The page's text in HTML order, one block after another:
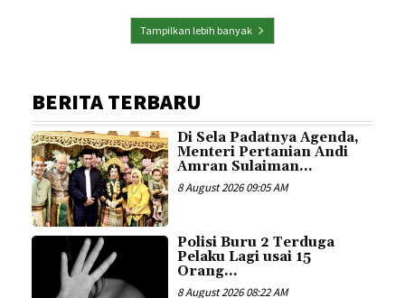
Tampilkan lebih banyak
BERITA TERBARU
Di Sela Padatnya Agenda,
Menteri Pertanian Andi
Amran Sulaiman...
8 August 2026 09:05 AM
Polisi Buru 2 Terduga
Pelaku Lagi usai 15
Orang...
8 August 2026 08:22 AM